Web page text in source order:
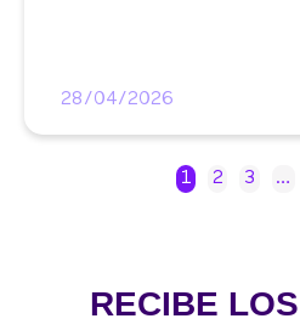
28/04/2026
1 2 3 …